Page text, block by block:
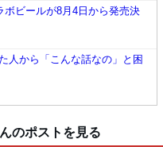
ビールが8月4日から発売決
人から「こんな話なの」と困
のポストを見る